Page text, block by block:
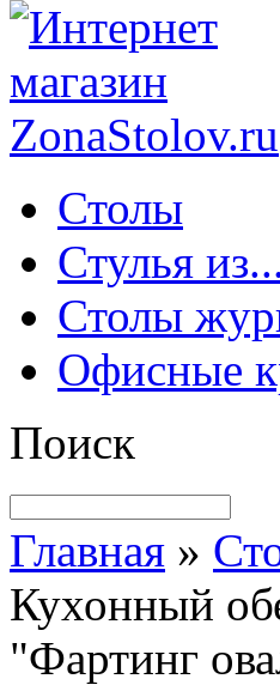
Столы
Стулья
Столы
Офисные
Поиск
Главная »
Кухонный
"Фартинг